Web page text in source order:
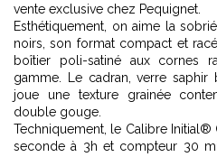
vente exclusive chez Pequignet.
Esthétiquement, on aime la
noirs, son format compact et
boîtier poli-satiné aux cornes
gamme. Le cadran, verre
joue une texture grainée
double gouge.
Techniquement, le Calibre
seconde à 3h et compteur 30